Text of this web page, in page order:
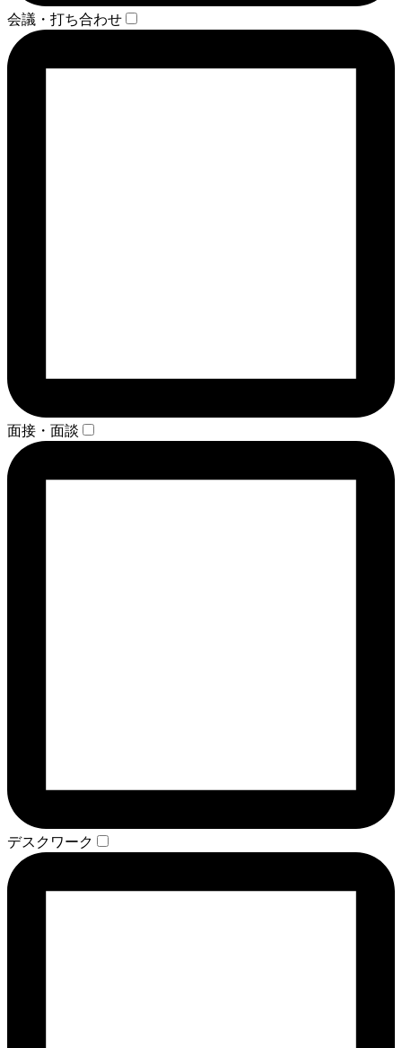
会議・打ち合わせ
面接・面談
デスクワーク